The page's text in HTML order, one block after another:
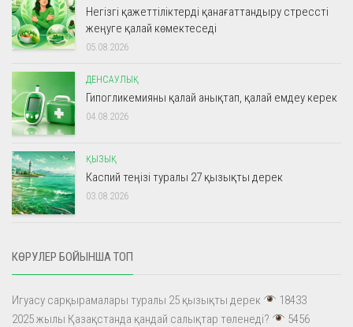
Негізгі қажеттіліктерді қанағаттандыру стрессті
жеңуге қалай көмектеседі
05.08.2026
ДЕНСАУЛЫҚ
Гипогликемияны қалай анықтап, қалай емдеу керек
04.08.2026
ҚЫЗЫҚ
Каспий теңізі туралы 27 қызықты дерек
03.08.2026
КӨРУЛЕР БОЙЫНША ТОП
Игуасу сарқырамалары туралы 25 қызықты дерек
18433
2025 жылы Қазақстанда қандай салықтар төленеді?
5456